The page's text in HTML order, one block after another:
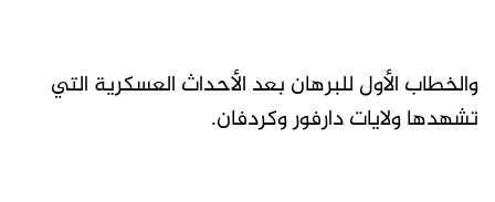
والخطاب الأول للبرهان بعد الأحداث العسكرية التي
تشهدها ولايات دارفور وكردفان.